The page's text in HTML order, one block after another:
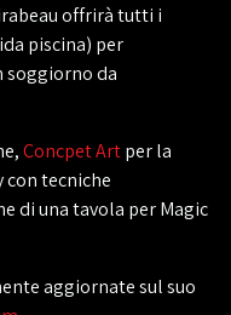
offrirà tutti i
piscina) per
soggiorno da
Concpet Artper la
con tecniche
di una tavola per Magic
aggiornate sul suo